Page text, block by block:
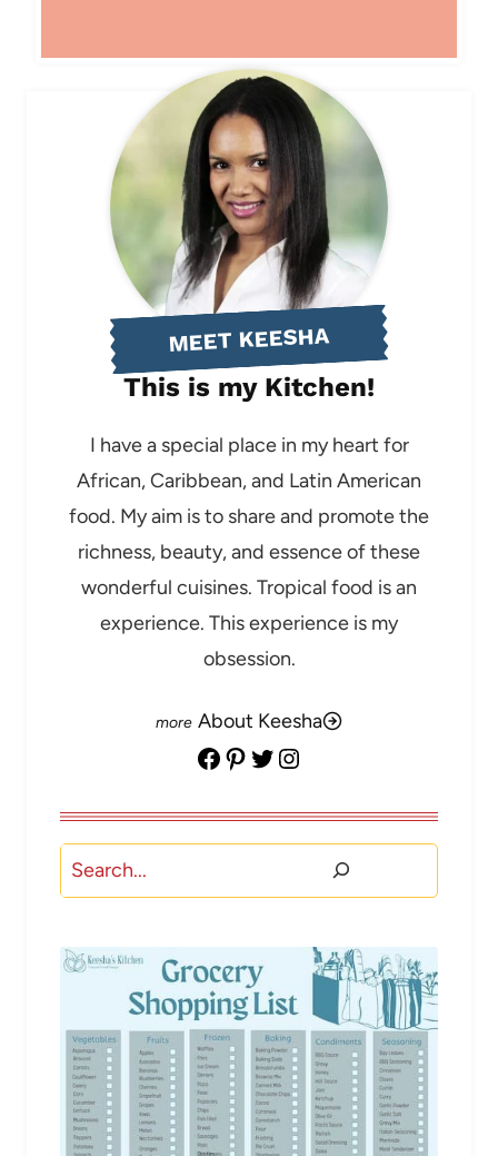
MEET KEESHA
This is my Kitchen!
I have a special place in my heart for
African, Caribbean, and Latin American
food. My aim is to share and promote the
richness, beauty, and essence of these
wonderful cuisines. Tropical food is an
experience. This experience is my
obsession.
About Keesha
Facebook
Pinterest
Twitter
Instagram
Buscar